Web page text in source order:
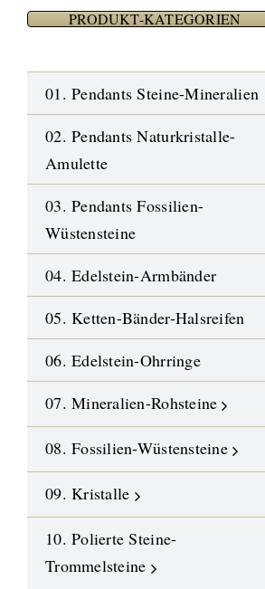
PRODUKT-KATEGORIEN
01. Pendants Steine-Mineralien
02. Pendants Naturkristalle-
Amulette
03. Pendants Fossilien-
Wüstensteine
04. Edelstein-Armbänder
05. Ketten-Bänder-Halsreifen
06. Edelstein-Ohrringe
07. Mineralien-Rohsteine
08. Fossilien-Wüstensteine
09. Kristalle
10. Polierte Steine-
Trommelsteine